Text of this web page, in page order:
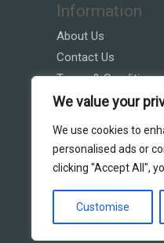
We value your
We use cookies to
personalised ads or
clicking "Accept All",
Customise
Information
About Us
Contact Us
Terms & Conditions
Privacy Policy
Copyright © 2026